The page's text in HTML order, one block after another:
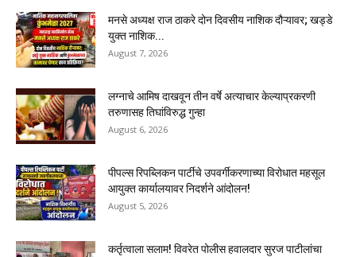
मनसे अध्यक्ष राज ठाकरे दोन दिवसीय नाशिक दौऱ्यावर; खड्डे
युक्त नाशिक...
August 7, 2026
लग्नाचे आमिष दाखवून तीन वर्षे अत्याचार केल्याप्रकरणी
तरुणासह तिघांविरुद्ध गुन्हा
August 6, 2026
पीपल्स रिपब्लिकन पार्टीचे उपवर्गीकरणाच्या विरोधात महसूल
आयुक्त कार्यालयावर निदर्शने आंदोलन!
August 5, 2026
कर्तृत्वाला सलाम! विवरेत पोलीस हवालदार सुरज पाटीलांचा